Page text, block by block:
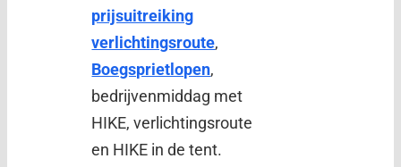
prijsuitreiking
verlichtingsroute,
Boegsprietlopen,
bedrijvenmiddag met
HIKE, verlichtingsroute
en HIKE in de tent.